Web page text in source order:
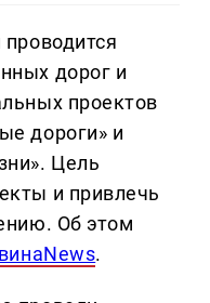
дорог и
проектов
дороги» и
Цель
и привлечь
Об этом
.